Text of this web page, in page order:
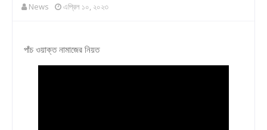
News এপ্রিল ১০, ২০২৩
পাঁচ ওয়াক্ত নামাজের নিয়ত